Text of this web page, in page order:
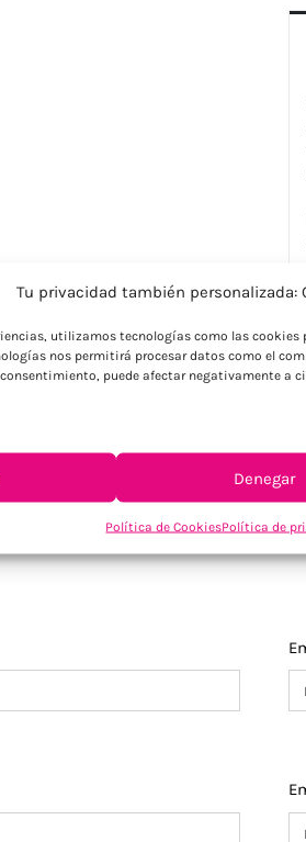
Tu privacidad también personalizada:
utilizamos tecnologías como las
nos permitirá procesar datos como el
puede afectar negativamente a
Denegar
Política de CookiesPolítica de
de vasos